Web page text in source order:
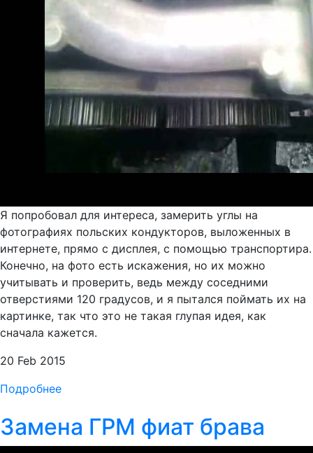
Я попробовал для интереса, замерить углы на
фотографиях польских кондукторов, выложенных в
интернете, прямо с дисплея, с помощью транспортира.
Конечно, на фото есть искажения, но их можно
учитывать и проверить, ведь между соседними
отверстиями 120 градусов, и я пытался поймать их на
картинке, так что это не такая глупая идея, как
сначала кажется.
20 Feb 2015
Подробнее
Замена ГРМ фиат брава